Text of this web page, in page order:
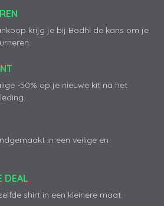
krijg je bij Bodhi de kans om je
-50% op je nieuwe kit na het
in een veilige en
DEAL
shirt in een kleinere maat.